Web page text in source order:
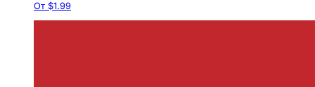
От $1.99